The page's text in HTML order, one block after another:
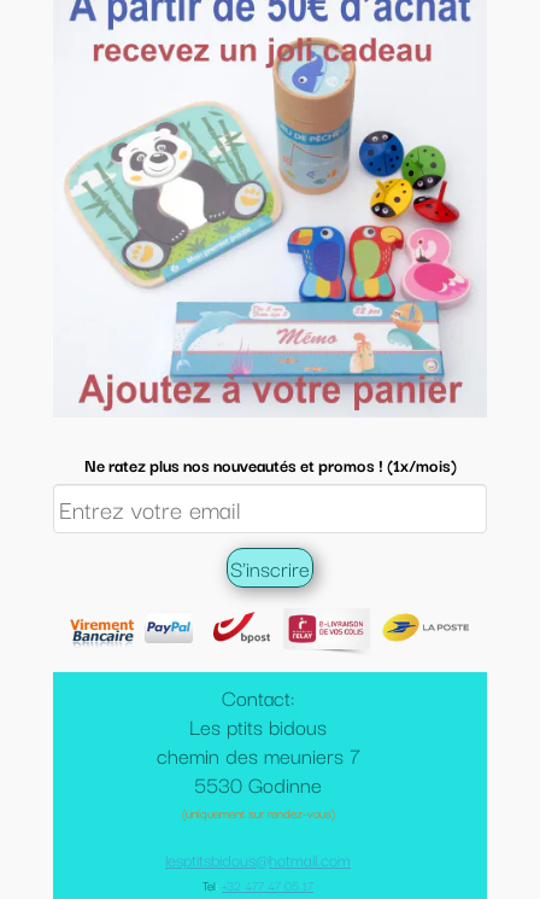
Contact:
Les ptits bidous
chemin des meuniers 7
5530 Godinne
(uniquement sur rendez-vous)
lesptitsbidous@hotmail.com
Tel: +32 477 47 05 17
Ne ratez plus nos nouveautés et promos ! (1x/mois)